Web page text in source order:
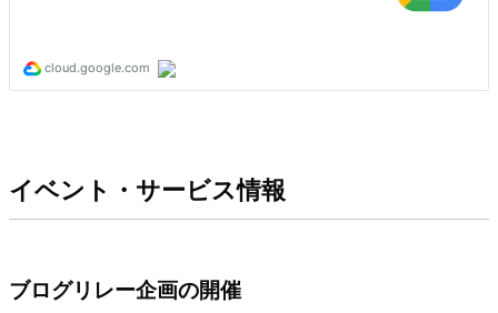
イベント・サービス情報
ブログリレー企画の開催